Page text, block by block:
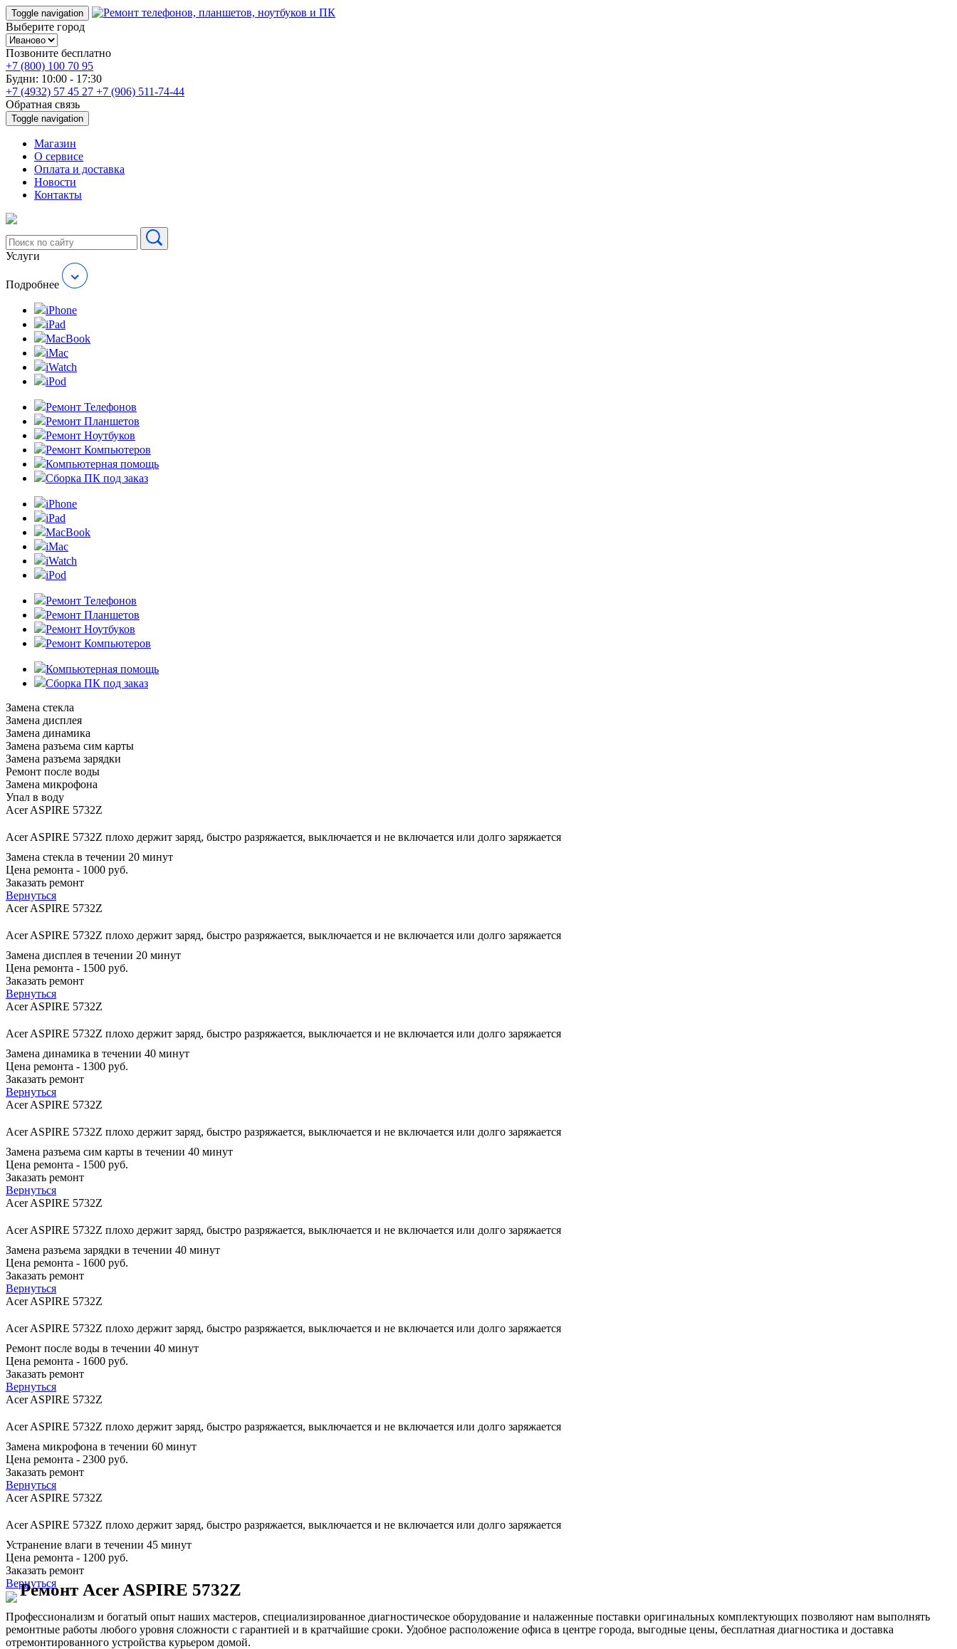
Toggle navigation
Выберите город
Позвоните бесплатно
+7 (800) 100 70 95
Будни: 10:00 - 17:30
+7 (4932) 57 45 27 +7 (906) 511-74-44
Обратная связь
Toggle navigation
Магазин
О cервисе
Оплата и доставка
Новости
Контакты
Услуги
Подробнее
iPhone
iPad
MacBook
iMac
iWatch
iPod
Ремонт Телефонов
Ремонт Планшетов
Ремонт Ноутбуков
Ремонт Компьютеров
Компьютерная помощь
Сборка ПК под заказ
iPhone
iPad
MacBook
iMac
iWatch
iPod
Ремонт Телефонов
Ремонт Планшетов
Ремонт Ноутбуков
Ремонт Компьютеров
Компьютерная помощь
Сборка ПК под заказ
Замена стекла
Замена дисплея
Замена динамика
Замена разъема сим карты
Замена разъема зарядки
Ремонт после воды
Замена микрофона
Упал в воду
Acer ASPIRE 5732Z
Acer ASPIRE 5732Z плохо держит заряд, быстро разряжается, выключается и не включается или долго заряжается
Замена стекла в течении 20 минут
Цена ремонта - 1000 руб.
Заказать ремонт
Вернуться
Acer ASPIRE 5732Z
Acer ASPIRE 5732Z плохо держит заряд, быстро разряжается, выключается и не включается или долго заряжается
Замена дисплея в течении 20 минут
Цена ремонта - 1500 руб.
Заказать ремонт
Вернуться
Acer ASPIRE 5732Z
Acer ASPIRE 5732Z плохо держит заряд, быстро разряжается, выключается и не включается или долго заряжается
Замена динамика в течении 40 минут
Цена ремонта - 1300 руб.
Заказать ремонт
Вернуться
Acer ASPIRE 5732Z
Acer ASPIRE 5732Z плохо держит заряд, быстро разряжается, выключается и не включается или долго заряжается
Замена разъема сим карты в течении 40 минут
Цена ремонта - 1500 руб.
Заказать ремонт
Вернуться
Acer ASPIRE 5732Z
Acer ASPIRE 5732Z плохо держит заряд, быстро разряжается, выключается и не включается или долго заряжается
Замена разъема зарядки в течении 40 минут
Цена ремонта - 1600 руб.
Заказать ремонт
Вернуться
Acer ASPIRE 5732Z
Acer ASPIRE 5732Z плохо держит заряд, быстро разряжается, выключается и не включается или долго заряжается
Ремонт после воды в течении 40 минут
Цена ремонта - 1600 руб.
Заказать ремонт
Вернуться
Acer ASPIRE 5732Z
Acer ASPIRE 5732Z плохо держит заряд, быстро разряжается, выключается и не включается или долго заряжается
Замена микрофона в течении 60 минут
Цена ремонта - 2300 руб.
Заказать ремонт
Вернуться
Acer ASPIRE 5732Z
Acer ASPIRE 5732Z плохо держит заряд, быстро разряжается, выключается и не включается или долго заряжается
Устранение влаги в течении 45 минут
Цена ремонта - 1200 руб.
Заказать ремонт
Вернуться
Ремонт Acer ASPIRE 5732Z
Профессионализм и богатый опыт наших мастеров, специализированное диагностическое оборудование и налаженные поставки оригинальных комплектующих позволяют нам выполнять
ремонтные работы любого уровня сложности с гарантией и в кратчайшие сроки. Удобное расположение офиса в центре города, выгодные цены, бесплатная диагностика и доставка
отремонтированного устройства курьером домой.